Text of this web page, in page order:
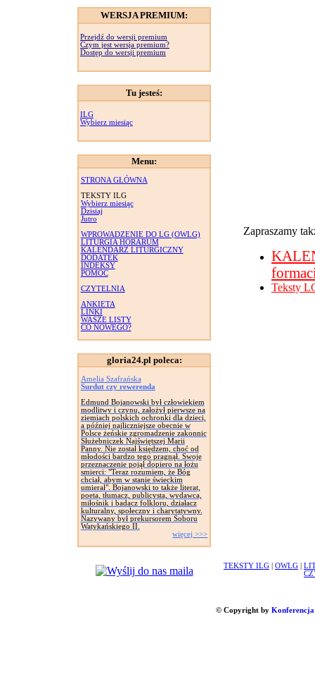
WERSJA PREMIUM:
Przejdź do wersji premium
Czym jest wersja premium?
Dostęp do wersji premium
Tu jesteś:
ILG
Wybierz miesiąc
Menu:
STRONA GŁÓWNA
TEKSTY ILG
Wybierz miesiąc
Dzisiaj
Jutro
WPROWADZENIE DO LG (OWLG)
LITURGIA HORARUM
KALENDARZ LITURGICZNY
DODATEK
INDEKSY
POMOC
CZYTELNIA
ANKIETA
LINKI
WASZE LISTY
CO NOWEGO?
gloria24.pl poleca:
Amelia Szafrańska
Surdut czy rewerenda
Edmund Bojanowski był człowiekiem
modlitwy i czynu, założył pierwsze na
ziemiach polskich ochronki dla dzieci,
a później najliczniejsze obecnie w
Polsce żeńskie zgromadzenie zakonnic
Służebniczek Najświętszej Marii
Panny. Nie został księdzem, choć od
młodości bardzo tego pragnął. Swoje
przeznaczenie pojął dopiero na łożu
smierci: "Teraz rozumiem, że Bóg
chciał, abym w stanie świeckim
umierał". Bojanowski to także literat,
poeta, tłumacz, publicysta, wydawca,
miłośnik i badacz folkloru, działacz
kulturalny, społeczny i charytatywny.
Nazywany był prekursorem Soboru
Watykańskiego II.
więcej >>>
Zapraszamy
Teksty
TEKSTY ILG OWLG
© Copyright by Konferencja